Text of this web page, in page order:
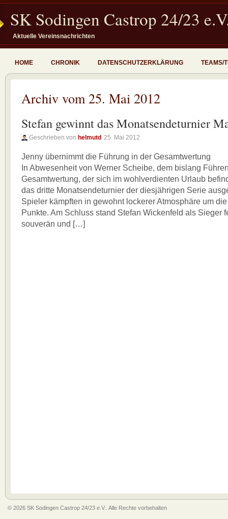
SK Sodingen Castrop 24/23
Aktuelle Vereinsnachrichten
HOME CHRONIK DATENSCHUTZERKLÄRUNG TEAMS/
Archiv vom 25. Mai 2012
Stefan gewinnt das Monatsendeturnier
Geschrieben von helmutd 25. Mai 2012
Jenny übernimmt die Führung in der Gesamtwertung
In Abwesenheit von Werner Scheibe, dem bislang
Gesamtwertung, der sich im wohlverdienten Urlaub
das dritte Monatsendeturnier der diesjährigen Serie
Spieler kämpften in gewohnt lockerer Atmosphäre um
Punkte. Am Schluss stand Stefan Wickenfeld als Sieger
souverän und […]
© 2026 SK Sodingen Castrop 24/23 e.V.. Alle Rechte vorbehalten